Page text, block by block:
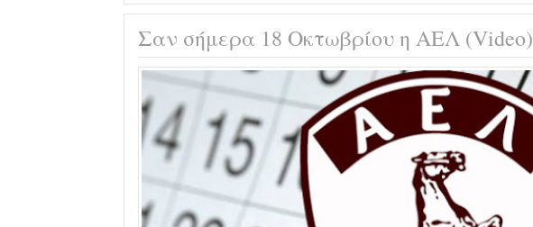
Σαν σήμερα 18 Οκτωβρίου η ΑΕΛ (Video)